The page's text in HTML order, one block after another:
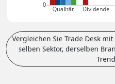
Qualität Dividende
0
Vergleichen Sie Trade Desk
selben Sektor, derselben